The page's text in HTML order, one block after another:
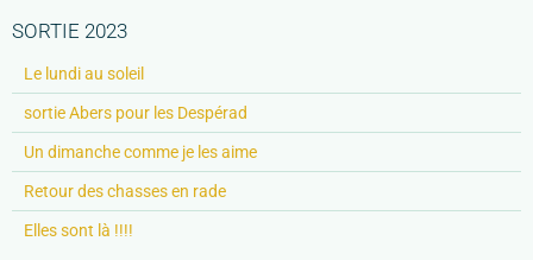
SORTIE 2023
Le lundi au soleil
sortie Abers pour les Despérad
Un dimanche comme je les aime
Retour des chasses en rade
Elles sont là !!!!